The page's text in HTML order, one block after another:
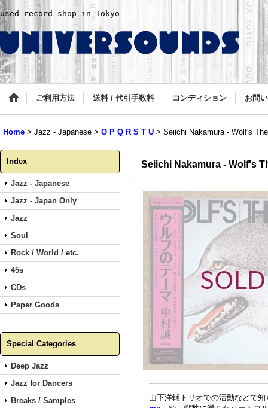
used record shop in Tokyo
ご利用方法 送料 / 代引手数料 コンディション お問
Home > Jazz - Japanese > O P Q R S T U > Seiichi Nakamura - Wolf's
Index
Jazz - Japanese
Jazz - Japan Only
Jazz
Soul
Rock / World / etc.
45s
CDs
Paper Goods
Special Categories
Deep Jazz
Jazz for Dancers
Breaks / Samples
Seiichi Nakamura - Wolf's
山下洋輔トリオでの活動などで